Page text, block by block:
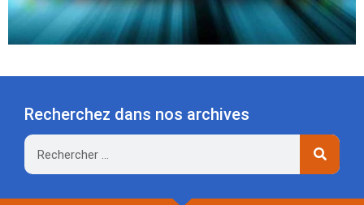
Recherchez dans nos archives
Rechercher